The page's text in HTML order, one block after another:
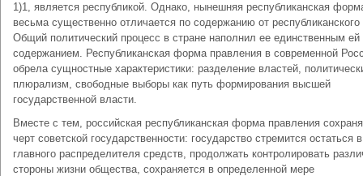
1)1, является республикой. Однако, нынешняя республиканская
весьма существенно отличается по содержанию от
Общий политический процесс в стране наполнил ее единственным ей
содержанием. Республиканская форма правления в современной
обрела сущностные характеристики: разделение властей,
плюрализм, свободные выборы как путь формирования высшей
государственной власти.
Вместе с тем, российская республиканская форма правления
черт советской государственности: государство стремится остаться
главного распределителя средств, продолжать контролировать
стороны жизни общества, сохраняется в определенной мере